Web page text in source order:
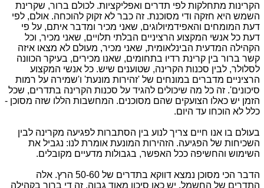
הקרינות מתחלקות לפי תדרים ואפליקציות. לכולם ברור, שקרינת
השמש היא חזקה ודי מסוכנת. זה כבר לא זקוק להוכחה. אולם, לפי
דעת המומחים והאפידמיולוגים, שאני מכיר ומדבר איתם, על פי
דעת כל אנשי המקצוע הרציניים הבלתי תלויים, שאני מכיר, וכל
הקהילה המדעית הבינלאומית, שאני מכיר, מעולם לא מצאו איזה
קשר ברור בין קרינת רדיו בתחומים, שאנו מכירים, בעיקר הכוונה
לסלולר, לבין סכנות הקרינה, שטוענים שיש. כל אנשי המקצוע
הרציניים מדברים במונחים של 'זהירות מונעת' ו'שמירה על רמות
סיכונים'. זה כל מה שיכולים להגיד על סכנות הקרינה בתדרים, שכל
הזמן יש כאלו הצועקים שהם מסוכנים. המחשבות הללו שזה מסוכן -
כלל לא הוכחו עד היום.
בעולם בו אנו חיים צריך לנוע בין הסתברות לפגיעה מקרינה לבין
השכיחות של הפגיעה. הזהירות המונעת אומרת לנו: נגביל את
השימוש והחשיפה ככל האפשר, בגבולות מדעיים מקובלים.
הדבר הכי מסוכן נמצא דווקא בתדרים של 50-60 הרץ. אלה
התדרים של החשמל. יש כאן סיכון מאוד גבוה. זה די ברור בקהילה